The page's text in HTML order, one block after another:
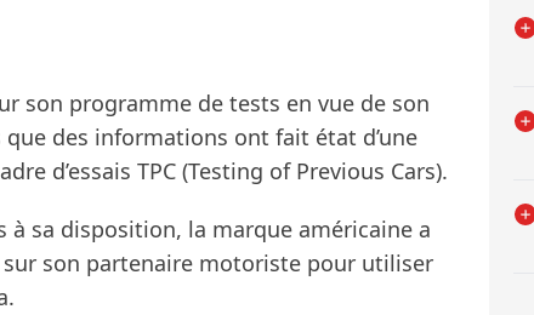
son programme de tests en vue de son
des informations ont fait état d’une
d’essais TPC (Testing of Previous Cars).
à sa disposition, la marque américaine a
sur son partenaire motoriste pour utiliser